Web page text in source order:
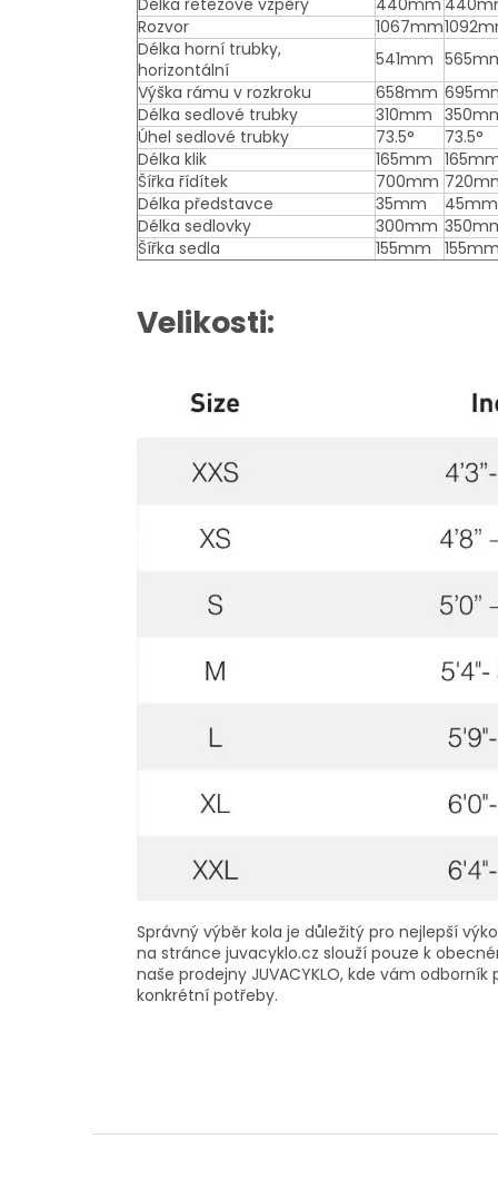
Délka řetězové vzpěry
440mm
Rozvor
1067mm
Délka horní trubky,
horizontální
541mm
Výška rámu v rozkroku
658mm
Délka sedlové trubky
310mm
Úhel sedlové trubky
73.5°
73.5°
Délka klik
165mm
Šířka řídítek
700mm
Délka představce
35mm
45mm
Délka sedlovky
300mm
Šířka sedla
155mm
Velikosti:
Správný výběr kola je důležitý pro nejlepší
na stránce juvacyklo.cz slouží pouze k
naše prodejny JUVACYKLO, kde vám
konkrétní potřeby.